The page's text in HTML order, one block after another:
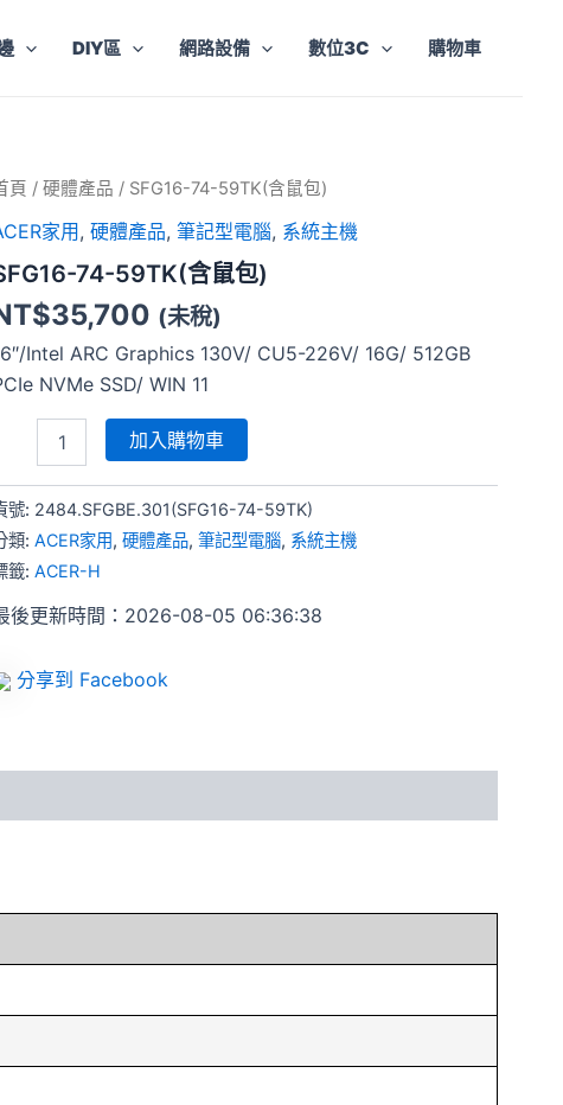
DIY區 網路設備 數位3C 購物車
頁 /硬體產品 / SFG16-74-59TK(含鼠包)
家用,硬體產品,筆記型電腦, 系統主機
74-59TK(含鼠包)
35,700 (未稅)
Intel ARC Graphics 130V/ CU5-226V/ 16G/ 512GB
NVMe SSD/ WIN 11
含
)
加入購物車
號: 2484.SFGBE.301(SFG16-74-59TK)
類:ACER家用,硬體產品,筆記型電腦, 系統主機
籤:ACER-H
後更新時間：2026-08-05 06:36:38
分享到 Facebook